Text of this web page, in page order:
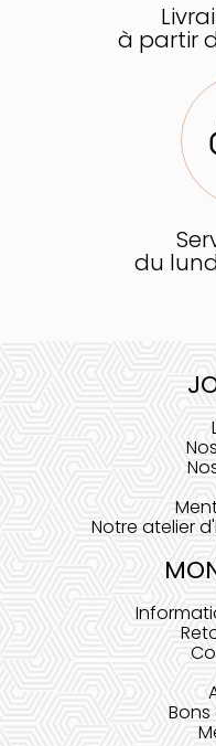
à partir
du
Notre atelier